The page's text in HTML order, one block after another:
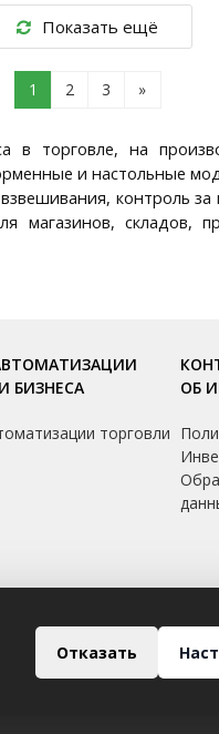
Показать ещё
1 2 3 »
торговле, на
и настольные
контроль
складов,
БИЗНЕСА
торговли
ОБ
Отказать